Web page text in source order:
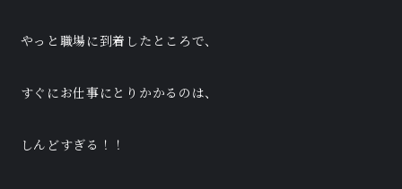
やっと職場に到着したところで、
すぐにお仕事にとりかかるのは、
しんどすぎる！！